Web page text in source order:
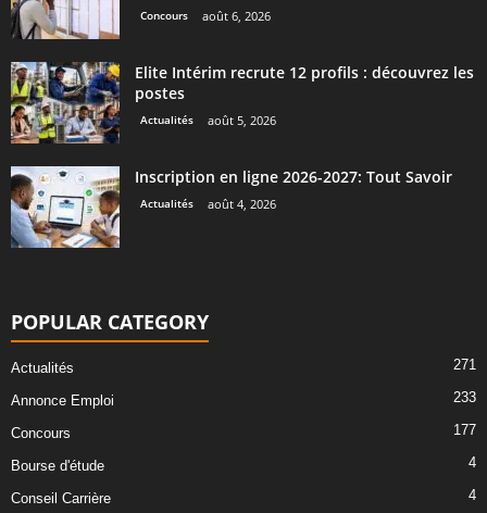
Concours août 6, 2026
Elite Intérim recrute 12 profils : découvrez les
postes
Actualités août 5, 2026
Inscription en ligne 2026-2027: Tout Savoir
Actualités août 4, 2026
POPULAR CATEGORY
Actualités 271
Annonce Emploi 233
Concours 177
Bourse d'étude 4
Conseil Carrière 4